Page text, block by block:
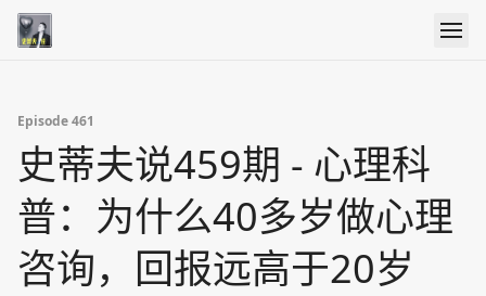
Episode 461
史蒂夫说459期 - 心理科
普：为什么40多岁做心理
咨询，回报远高于20岁